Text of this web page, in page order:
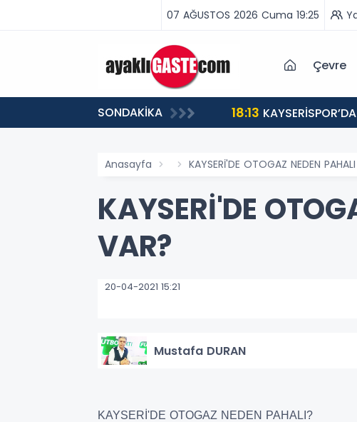
07 AĞUSTOS 2026 Cuma 19:25
Çevre
SONDAKİKA
VAR, MÜCADELE VAR!” 18:13
Anasayfa KAYSERİ'DE OTOGAZ NEDEN
KAYSERİ'DE
VAR?
20-04-2021 15:21
Mustafa DURAN
KAYSERİ'DE OTOGAZ NEDEN PAHALI?